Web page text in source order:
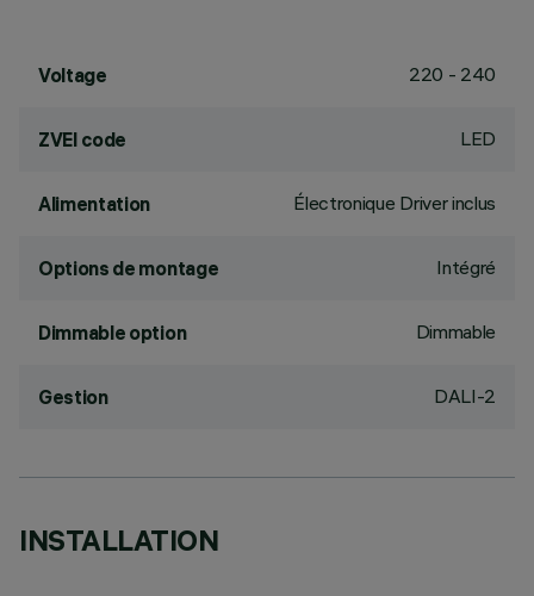
Voltage 220 - 240
ZVEI code LED
Alimentation Électronique Driver inclus
Options de montage Intégré
Dimmable option Dimmable
Gestion DALI-2
INSTALLATION